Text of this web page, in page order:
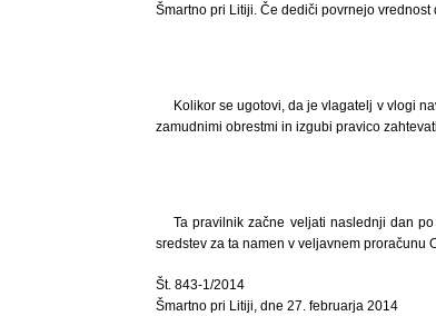
Šmartno pri Litiji. Če dediči povrnejo
Kolikor se ugotovi, da je vlagatelj v vlogi
zamudnimi obrestmi in izgubi pravico
Ta pravilnik začne veljati naslednji dan
sredstev za ta namen v veljavnem proračunu
Št. 843-1/2014
Šmartno pri Litiji, dne 27. februarja 2014